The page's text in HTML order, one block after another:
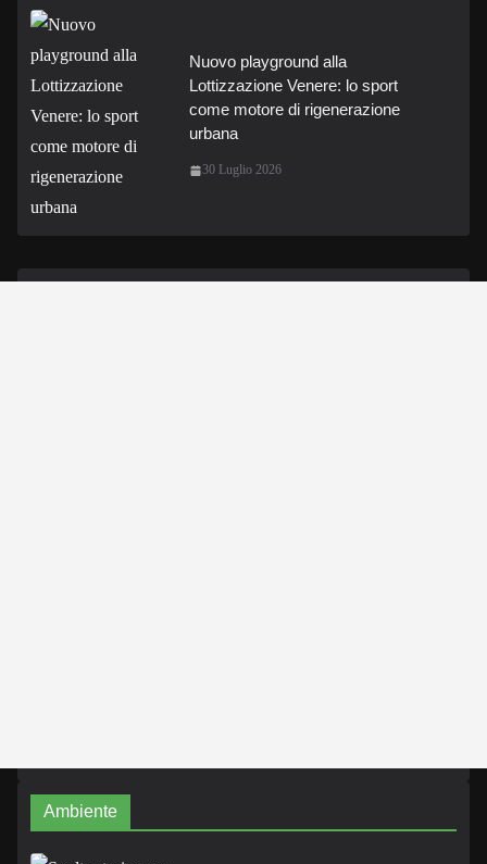
Nuovo playground alla
Lottizzazione Venere: lo sport
come motore di rigenerazione
urbana
30 Luglio 2026
Ambiente